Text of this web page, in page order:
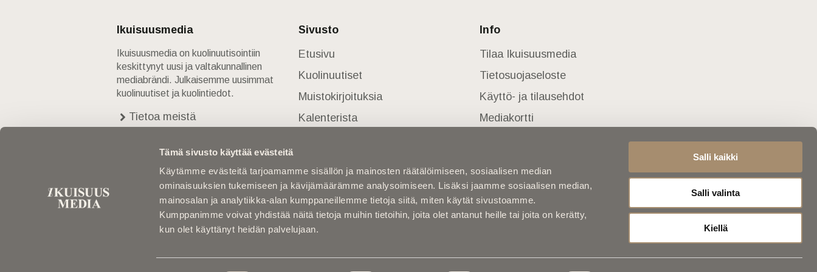
Tämä sivusto käyttää evästeitä
Käytämme evästeitä tarjoamamme sisällön ja mainosten räätälöimiseen, sosiaalisen median
ominaisuuksien tukemiseen ja kävijämäärämme analysoimiseen. Lisäksi jaamme sosiaalisen median,
mainosalan ja analytiikka-alan kumppaneillemme tietoja siitä, miten käytät sivustoamme.
Kumppanimme voivat yhdistää näitä tietoja muihin tietoihin, joita olet antanut heille tai joita on kerätty,
kun olet käyttänyt heidän palvelujaan.
Salli kaikki
Salli valinta
Kiellä
Ikuisuusmedia
Ikuisuusmedia on kuolinuutisointiin
keskittynyt uusi ja valtakunnallinen
mediabrändi. Julkaisemme uusimmat
kuolinuutiset ja kuolintiedot.
Tietoa meistä
Yhteystiedot
Sivusto
Etusivu
Kuolinuutiset
Muistokirjoituksia
Kalenterista
Kuolleita
Info
Tilaa Ikuisuusmedia
Tietosuojaseloste
Käyttö- ja tilausehdot
Mediakortti